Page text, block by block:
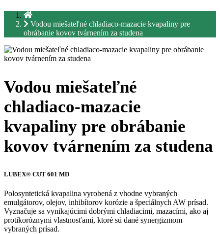
Vodou miešateľné chladiaco-mazacie kvapaliny pre
obrábanie kovov tvárnením za studena
Vodou miešateľné
chladiaco-mazacie
kvapaliny pre obrábanie
kovov tvárnením za studena
LUBEX® CUT 601 MD
Polosyntetická kvapalina vyrobená z vhodne vybraných
emulgátorov, olejov, inhibítorov korózie a špeciálnych AW prísad.
Vyznačuje sa vynikajúcimi dobrými chladiacimi, mazacími, ako aj
protikoróznymi vlastnosťami, ktoré sú dané synergizmom
vybraných prísad.